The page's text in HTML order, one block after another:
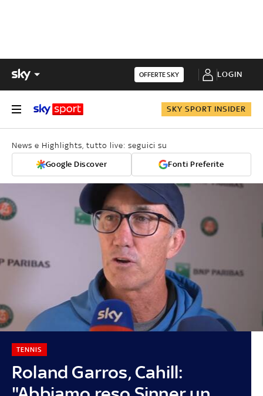
OFFERTE SKY LOGIN
SKY SPORT INSIDER
News e Highlights, tutto live: seguici su
Google Discover Fonti Preferite
Roland Garros, Cahill:
TENNIS